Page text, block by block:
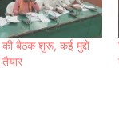
बैठक शुरू, कई मुद्दों